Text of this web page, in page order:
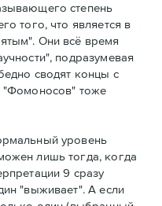
степень
того, что является в
Они всё время
подразумевая
сводят концы с
"Фомоносов" тоже
уровень
лишь тогда, когда
9 сразу
"выживает". А если